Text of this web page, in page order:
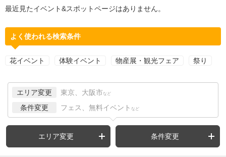
最近見たイベント&スポットページはありません。
よく使われる検索条件
花イベント 体験イベント 物産展・観光フェア 祭り
エリア変更 東京、大阪市 など
条件変更 フェス、無料イベント など
エリア変更 条件変更